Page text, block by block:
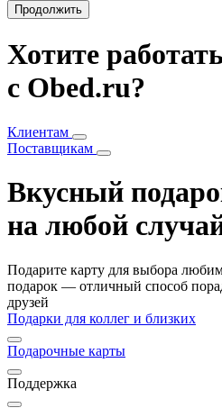
Продолжить
Хотите
с Obed.ru?
Клиентам
Поставщикам
Вкусный
на любой
Подарите карту для выбора
подарок — отличный способ
друзей
Подарки для коллег и близких
Подарочные карты
Поддержка